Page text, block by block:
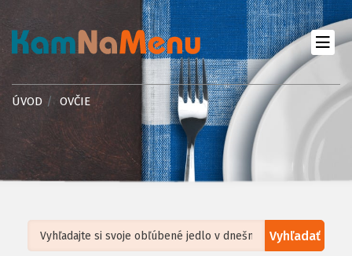
ÚVOD OVČIE
Vyhľadať
Leaflet| ©OpenStreetMap, Tiles courtesy ofHumanitarian OpenStreetMap